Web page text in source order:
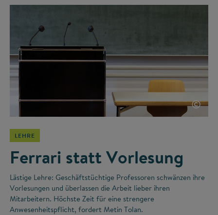
©
LEHRE
Ferrari statt Vorlesung
Lästige Lehre: Geschäftstüchtige Professoren schwänzen ihre
Vorlesungen und überlassen die Arbeit lieber ihren
Mitarbeitern. Höchste Zeit für eine strengere
Anwesenheitspflicht, fordert Metin Tolan.